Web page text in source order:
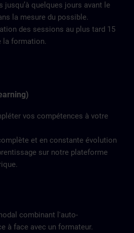
jusqu’à quelques jours avant le
la mesure du possible.
des sessions au plus tard 15
la formation.
vos compétences à votre
et en constante évolution
sur notre plateforme
combinant l'auto-
à face avec un formateur.